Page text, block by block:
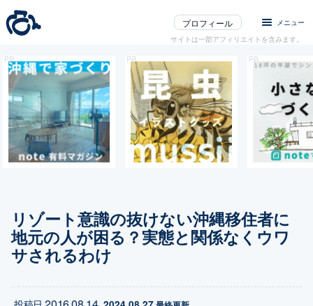
プロフィール
メニュー
サイトは一部アフィリエイトを含みます。
リゾート意識の抜けない沖縄移住者に
地元の人が困る？実態と関係なくウワ
サされるわけ